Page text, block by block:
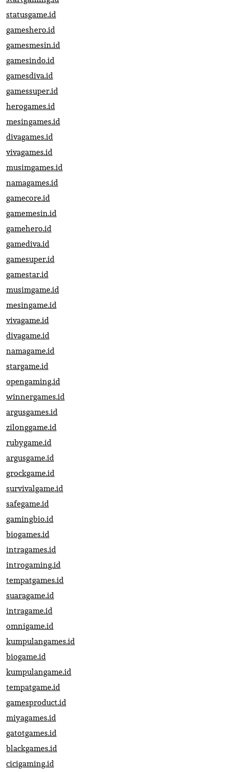
statusgame.id
gameshero.id
gamesmesin.id
gamesindo.id
gamesdiva.id
gamessuper.id
herogames.id
mesingames.id
divagames.id
vivagames.id
musimgames.id
namagames.id
gamecore.id
gamemesin.id
gamehero.id
gamediva.id
gamesuper.id
gamestar.id
musimgame.id
mesingame.id
vivagame.id
divagame.id
namagame.id
stargame.id
opengaming.id
winnergames.id
argusgames.id
zilonggame.id
rubygame.id
argusgame.id
grockgame.id
survivalgame.id
safegame.id
gamingbio.id
biogames.id
intragames.id
introgaming.id
tempatgames.id
suaragame.id
intragame.id
omnigame.id
kumpulangames.id
biogame.id
kumpulangame.id
tempatgame.id
gamesproduct.id
miyagames.id
gatotgames.id
blackgames.id
cicigaming.id